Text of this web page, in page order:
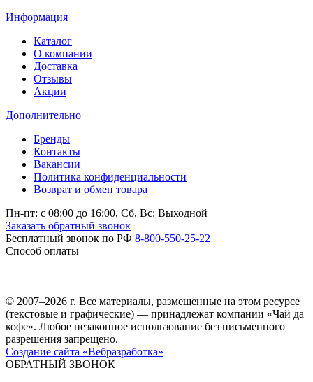
Информация
Каталог
О компании
Доставка
Отзывы
Акции
Дополнительно
Бренды
Контакты
Вакансии
Политика конфиденциальности
Возврат и обмен товара
Пн-пт: c 08:00 до 16:00, Сб, Вс: Выходной
Заказать обратный звонок
Бесплатный звонок по РФ 8-800-550-25-22
Способ оплаты
© 2007–2026 г. Все материалы, размещенные на этом ресурсе
(текстовые и графические) — принадлежат компании «Чай да
кофе». Любое незаконное использование без письменного
разрешения запрещено.
Создание сайта «Вебразработка»
ОБРАТНЫЙ ЗВОНОК